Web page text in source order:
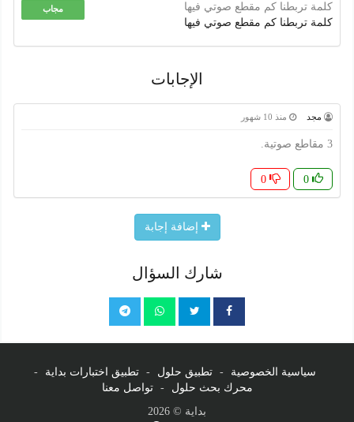
مجاب
كلمة تربطنا كم مقطع صوتي فيها
كلمة تربطنا كم مقطع صوتي فيها
الإجابات
مجد منذ 10 شهور
3 مقاطع صوتية.
0
0
إضافة إجابة
شارك السؤال
سياسية الخصوصية - تطبيق حلول - تطبيق اختبارات بداية
-
محرك بحث حلول
-
تواصل معنا
بداية © 2026